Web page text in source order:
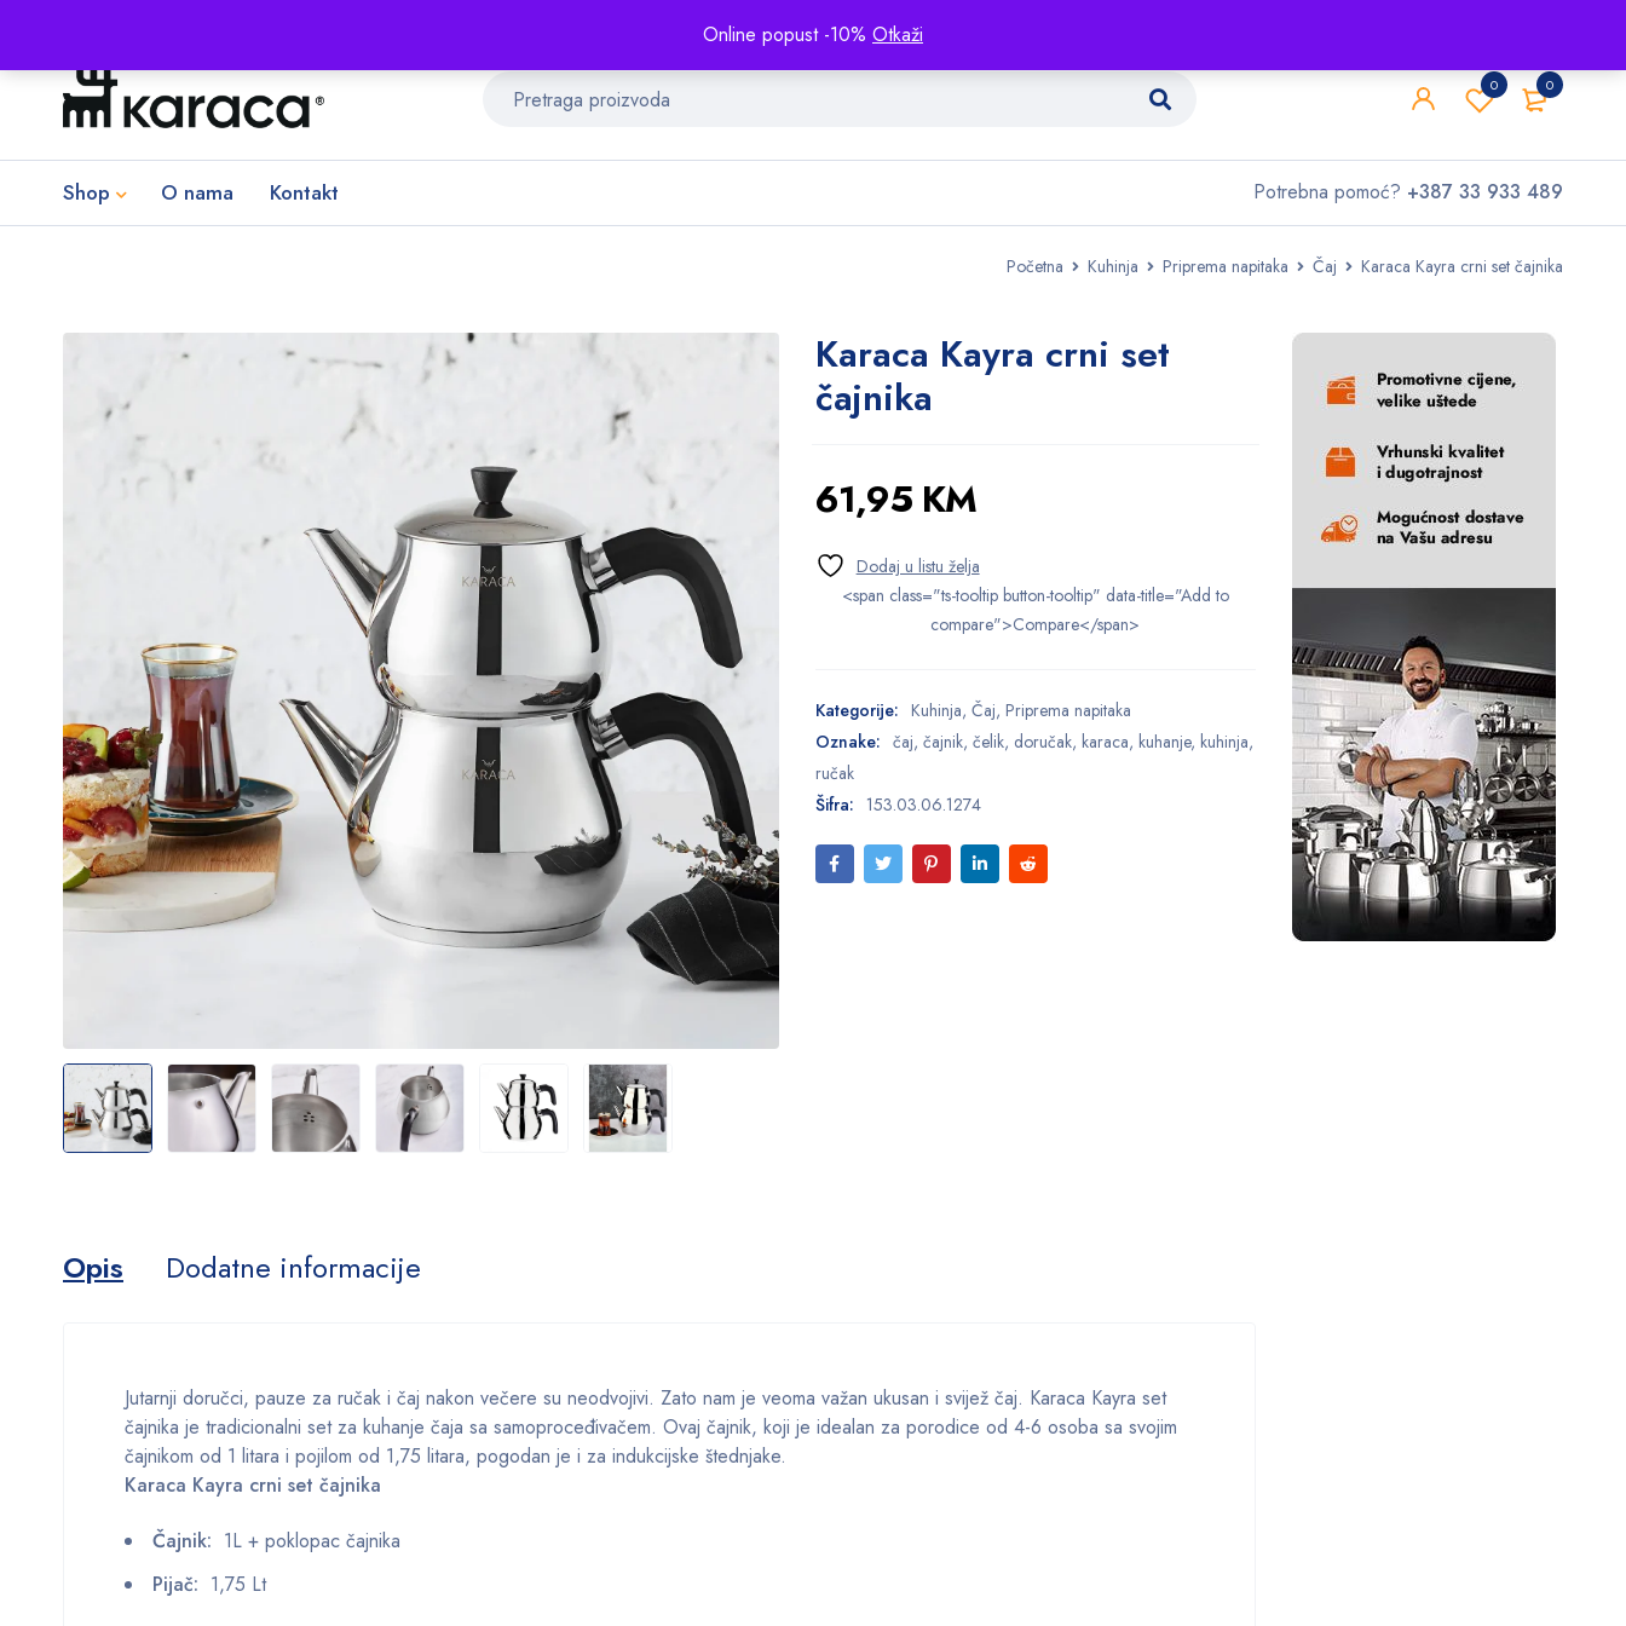
Online popust -10% Otkaži
0
0
Shop O nama Kontakt Potrebna pomoć? +387 33 933 489
Početna Kuhinja Priprema napitaka Čaj Karaca Kayra crni set čajnika
Karaca Kayra crni set
čajnika
61,95 KM
<span class="ts-tooltip button-tooltip" data-title="Add to
compare">Compare</span>
Kategorije: Kuhinja, Čaj, Priprema napitaka
Oznake: čaj, čajnik, čelik, doručak, karaca, kuhanje, kuhinja,
ručak
Šifra: 153.03.06.1274
Opis Dodatne informacije
Jutarnji doručci, pauze za ručak i čaj nakon večere su neodvojivi. Zato nam je veoma važan ukusan i svijež čaj. Karaca Kayra set
čajnika je tradicionalni set za kuhanje čaja sa samoproceđivačem. Ovaj čajnik, koji je idealan za porodice od 4-6 osoba sa svojim
čajnikom od 1 litara i pojilom od 1,75 litara, pogodan je i za indukcijske štednjake.
Karaca Kayra crni set čajnika
Čajnik: 1L + poklopac čajnika
Pijač: 1,75 Lt